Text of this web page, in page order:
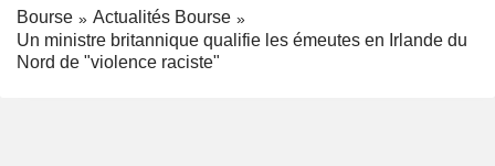
Bourse
Actualités Bourse
Un ministre britannique qualifie les émeutes en Irlande du
Nord de "violence raciste"